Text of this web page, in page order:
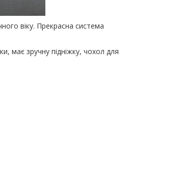
віку. Прекрасна система
має зручну підніжку, чохол для